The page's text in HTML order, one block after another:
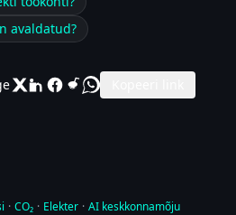
avaldatud?
· CO₂ · Elekter · AI keskkonnamõju